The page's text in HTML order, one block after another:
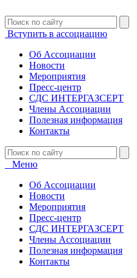
Вступить в ассоциацию
Об Ассоциации
Новости
Мероприятия
Пресс-центр
СДС ИНТЕРГАЗСЕРТ
Члены Ассоциации
Полезная информация
Контакты
Меню
Об Ассоциации
Новости
Мероприятия
Пресс-центр
СДС ИНТЕРГАЗСЕРТ
Члены Ассоциации
Полезная информация
Контакты